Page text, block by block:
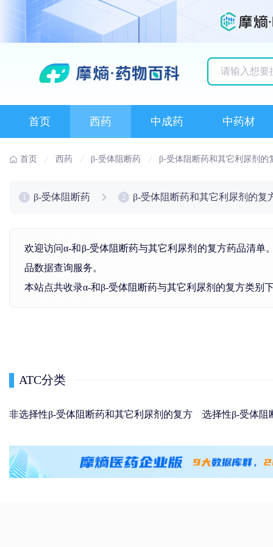
首页 西药 中成药 中药材
首页 西药 β-受体阻断药 β-受体阻断药和其它利尿剂的
β-受体阻断药 2 β-受体阻断药和其它利尿剂的复
欢迎访问α-和β-受体阻断药与其它利尿剂的复方药品清
品数据查询服务。
本站点共收录α-和β-受体阻断药与其它利尿剂的复方类别
ATC分类
非选择性β-受体阻断药和其它利尿剂的复方 选择性β-受体阻